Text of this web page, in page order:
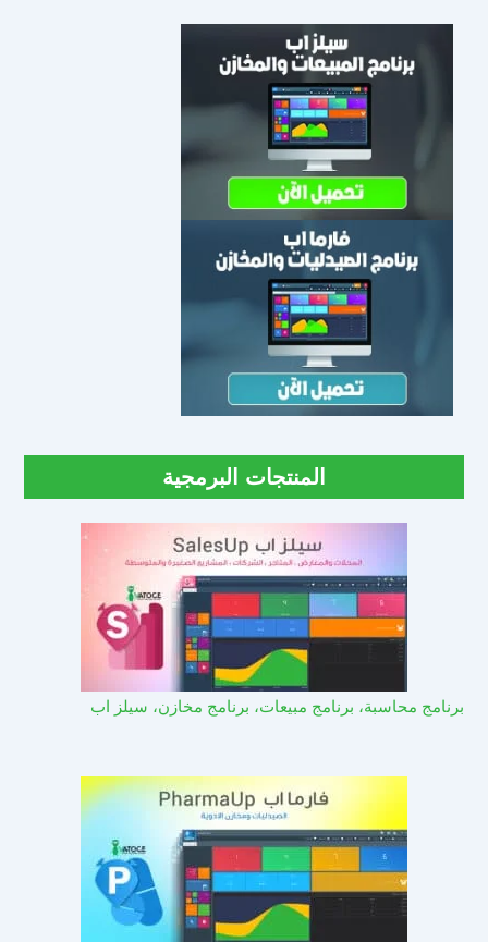
المنتجات البرمجية
برنامج محاسبة، برنامج مبيعات، برنامج مخازن، سيلز اب